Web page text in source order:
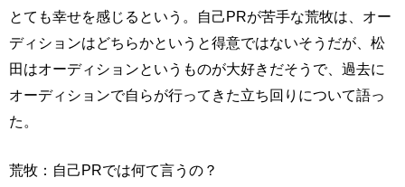
とても幸せを感じるという。自己PRが苦手な荒牧は、オー
ディションはどちらかというと得意ではないそうだが、松
田はオーディションというものが大好きだそうで、過去に
オーディションで自らが行ってきた立ち回りについて語っ
た。
荒牧：自己PRでは何て言うの？